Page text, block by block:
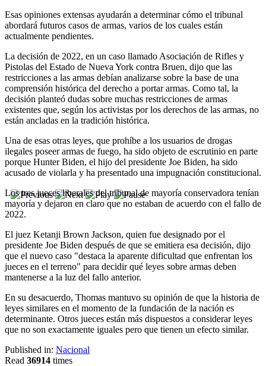
Esas opiniones extensas ayudarán a determinar cómo el tribunal
abordará futuros casos de armas, varios de los cuales están
actualmente pendientes.
La decisión de 2022, en un caso llamado Asociación de Rifles y
Pistolas del Estado de Nueva York contra Bruen, dijo que las
restricciones a las armas debían analizarse sobre la base de una
comprensión histórica del derecho a portar armas. Como tal, la
decisión planteó dudas sobre muchas restricciones de armas
existentes que, según los activistas por los derechos de las armas, no
están ancladas en la tradición histórica.
Una de esas otras leyes, que prohíbe a los usuarios de drogas
ilegales poseer armas de fuego, ha sido objeto de escrutinio en parte
porque Hunter Biden, el hijo del presidente Joe Biden, ha sido
acusado de violarla y ha presentado una impugnación constitucional.
Los tres jueces liberales del tribunal de mayoría conservadora tenían
mayoría y dejaron en claro que no estaban de acuerdo con el fallo de
2022.
El juez Ketanji Brown Jackson, quien fue designado por el
presidente Joe Biden después de que se emitiera esa decisión, dijo
que el nuevo caso "destaca la aparente dificultad que enfrentan los
jueces en el terreno" para decidir qué leyes sobre armas deben
mantenerse a la luz del fallo anterior.
En su desacuerdo, Thomas mantuvo su opinión de que la historia de
leyes similares en el momento de la fundación de la nación es
determinante. Otros jueces están más dispuestos a considerar leyes
que no son exactamente iguales pero que tienen un efecto similar.
Published in: Nacional
Read 36914 times